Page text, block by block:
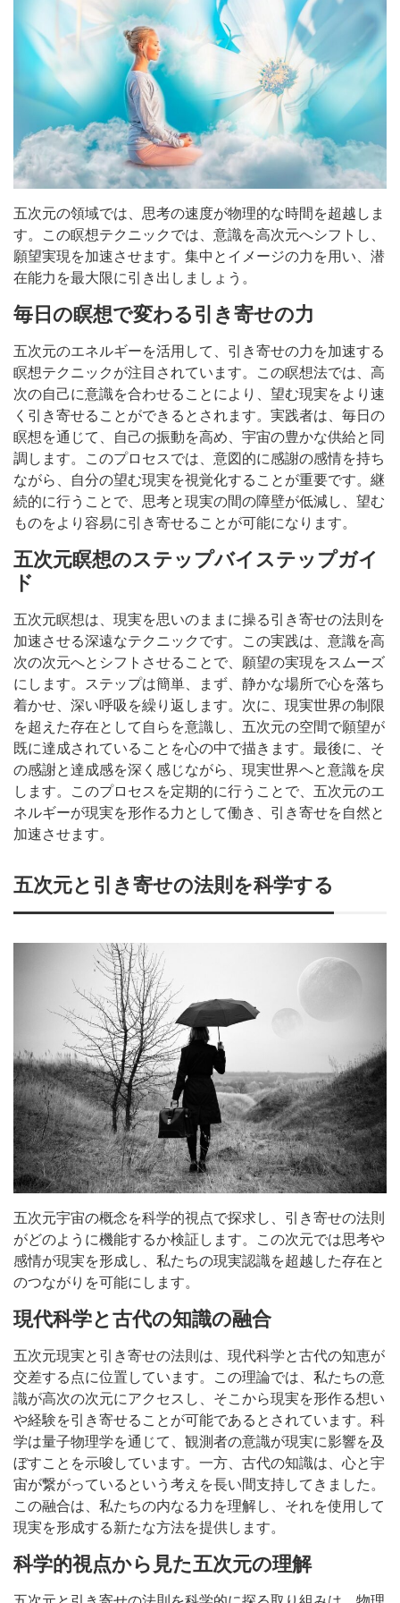
五次元の領域では、思考の速度が物理的な時間を超越しま
す。この瞑想テクニックでは、意識を高次元へシフトし、
願望実現を加速させます。集中とイメージの力を用い、潜
在能力を最大限に引き出しましょう。
毎日の瞑想で変わる引き寄せの力
五次元のエネルギーを活用して、引き寄せの力を加速する
瞑想テクニックが注目されています。この瞑想法では、高
次の自己に意識を合わせることにより、望む現実をより速
く引き寄せることができるとされます。実践者は、毎日の
瞑想を通じて、自己の振動を高め、宇宙の豊かな供給と同
調します。このプロセスでは、意図的に感謝の感情を持ち
ながら、自分の望む現実を視覚化することが重要です。継
続的に行うことで、思考と現実の間の障壁が低減し、望む
ものをより容易に引き寄せることが可能になります。
五次元瞑想のステップバイステップガイ
ド
五次元瞑想は、現実を思いのままに操る引き寄せの法則を
加速させる深遠なテクニックです。この実践は、意識を高
次の次元へとシフトさせることで、願望の実現をスムーズ
にします。ステップは簡単、まず、静かな場所で心を落ち
着かせ、深い呼吸を繰り返します。次に、現実世界の制限
を超えた存在として自らを意識し、五次元の空間で願望が
既に達成されていることを心の中で描きます。最後に、そ
の感謝と達成感を深く感じながら、現実世界へと意識を戻
します。このプロセスを定期的に行うことで、五次元のエ
ネルギーが現実を形作る力として働き、引き寄せを自然と
加速させます。
五次元と引き寄せの法則を科学する
五次元宇宙の概念を科学的視点で探求し、引き寄せの法則
がどのように機能するか検証します。この次元では思考や
感情が現実を形成し、私たちの現実認識を超越した存在と
のつながりを可能にします。
現代科学と古代の知識の融合
五次元現実と引き寄せの法則は、現代科学と古代の知恵が
交差する点に位置しています。この理論では、私たちの意
識が高次の次元にアクセスし、そこから現実を形作る想い
や経験を引き寄せることが可能であるとされています。科
学は量子物理学を通じて、観測者の意識が現実に影響を及
ぼすことを示唆しています。一方、古代の知識は、心と宇
宙が繋がっているという考えを長い間支持してきました。
この融合は、私たちの内なる力を理解し、それを使用して
現実を形成する新たな方法を提供します。
科学的視点から見た五次元の理解